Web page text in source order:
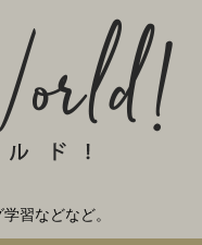
習などなど。